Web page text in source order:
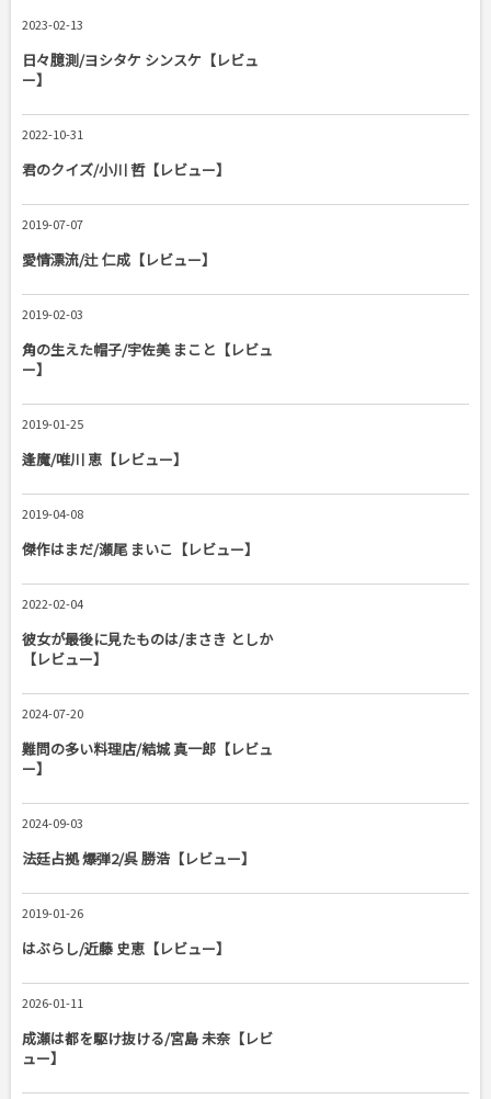
2023-02-13
日々臆測/ヨシタケ シンスケ【レビュ
ー】
2022-10-31
君のクイズ/小川 哲【レビュー】
2019-07-07
愛情漂流/辻 仁成【レビュー】
2019-02-03
角の生えた帽子/宇佐美 まこと【レビュ
ー】
2019-01-25
逢魔/唯川 恵【レビュー】
2019-04-08
傑作はまだ/瀬尾 まいこ【レビュー】
2022-02-04
彼女が最後に見たものは/まさき としか
【レビュー】
2024-07-20
難問の多い料理店/結城 真一郎【レビュ
ー】
2024-09-03
法廷占拠 爆弾2/呉 勝浩【レビュー】
2019-01-26
はぶらし/近藤 史恵【レビュー】
2026-01-11
成瀬は都を駆け抜ける/宮島 未奈【レビ
ュー】